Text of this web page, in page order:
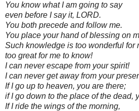
You know what I am going to say
even before I say it, LORD.
You both precede and follow me.
You place your hand of blessing on
Such knowledge is too wonderful for
too great for me to know!
I can never escape from your spirit!
I can never get away from your
If I go up to heaven, you are there;
if I go down to the place of the dead,
If I ride the wings of the morning,